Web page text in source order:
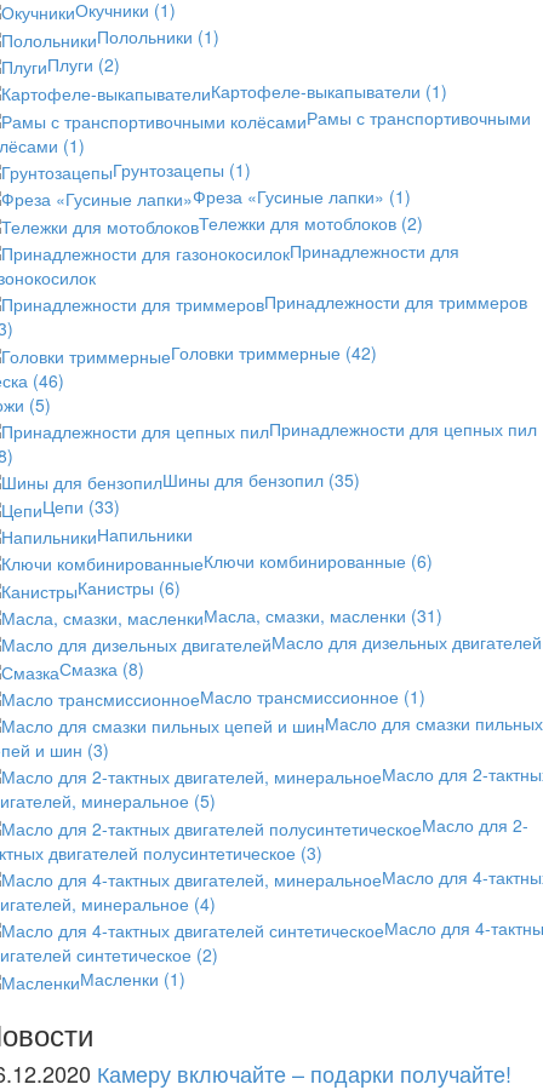
Окучники (1)
Полольники (1)
Плуги (2)
Картофеле-выкапыватели (1)
Рамы с транспортивочными
(1)
Грунтозацепы (1)
Фреза «Гусиные лапки» (1)
Тележки для мотоблоков (2)
Принадлежности для
Принадлежности для триммеров
Головки триммерные (42)
(46)
(5)
Принадлежности для цепных пил
Шины для бензопил (35)
Цепи (33)
Напильники
Ключи комбинированные (6)
Канистры (6)
Масла, смазки, масленки (31)
Масло для дизельных двигателей
Смазка (8)
Масло трансмиссионное (1)
Масло для смазки пильных
и шин (3)
Масло для 2-
минеральное (5)
Масло для 2-
двигателей полусинтетическое (3)
Масло для 4-
минеральное (4)
Масло для 4-
синтетическое (2)
Масленки (1)
Камеру включайте – подарки получайте!